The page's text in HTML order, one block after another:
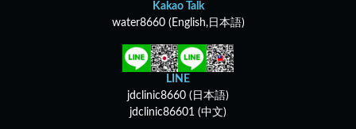
Kakao Talk
water8660 (English,日本語)
LINE
jdclinic8660 (日本語)
jdclinic86601 (中文)